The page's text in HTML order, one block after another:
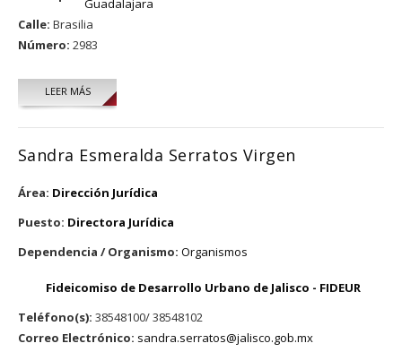
Guadalajara
Calle: Brasilia
Número: 2983
LEER MÁS
Sandra Esmeralda Serratos Virgen
Área: Dirección Jurídica
Puesto: Directora Jurídica
Dependencia / Organismo: Organismos
Fideicomiso de Desarrollo Urbano de Jalisco - FIDEUR
Teléfono(s): 38548100/ 38548102
Correo Electrónico: sandra.serratos@jalisco.gob.mx